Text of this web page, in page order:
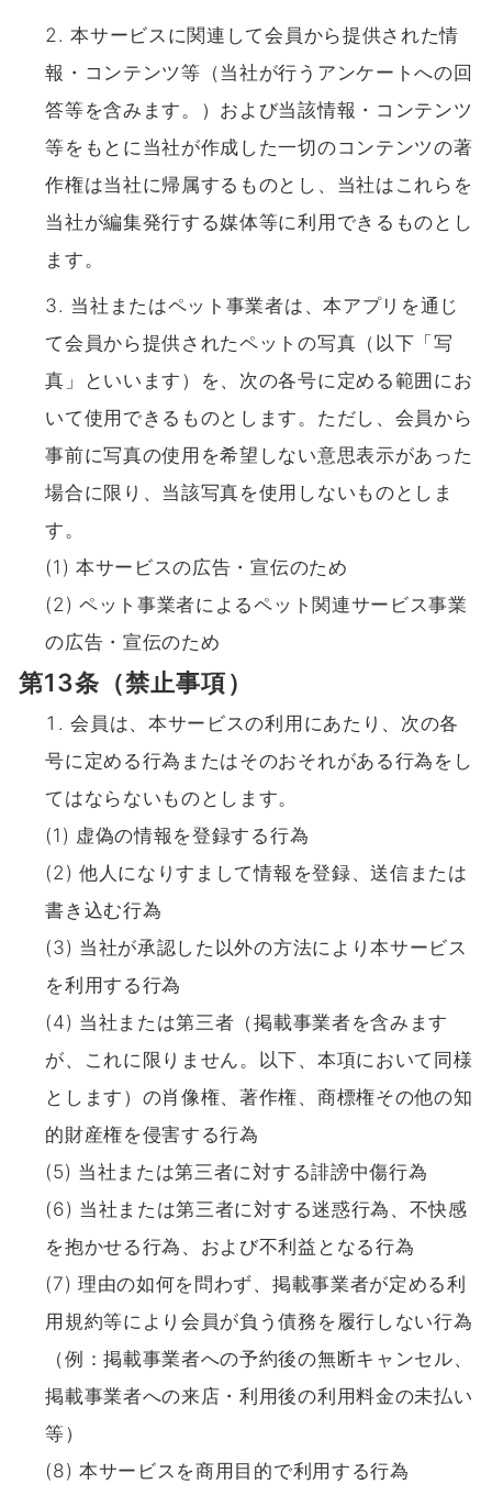
本サービスに関連して会員から提供された情
報・コンテンツ等（当社が行うアンケートへの回
答等を含みます。）および当該情報・コンテンツ
等をもとに当社が作成した一切のコンテンツの著
作権は当社に帰属するものとし、当社はこれらを
当社が編集発行する媒体等に利用できるものとし
ます。
当社またはペット事業者は、本アプリを通じ
て会員から提供されたペットの写真（以下「写
真」といいます）を、次の各号に定める範囲にお
いて使用できるものとします。ただし、会員から
事前に写真の使用を希望しない意思表示があった
場合に限り、当該写真を使用しないものとしま
す。
(1) 本サービスの広告・宣伝のため
(2) ペット事業者によるペット関連サービス事業
の広告・宣伝のため
第13条（禁止事項）
会員は、本サービスの利用にあたり、次の各
号に定める行為またはそのおそれがある行為をし
てはならないものとします。
(1) 虚偽の情報を登録する行為
(2) 他人になりすまして情報を登録、送信または
書き込む行為
(3) 当社が承認した以外の方法により本サービス
を利用する行為
(4) 当社または第三者（掲載事業者を含みます
が、これに限りません。以下、本項において同様
とします）の肖像権、著作権、商標権その他の知
的財産権を侵害する行為
(5) 当社または第三者に対する誹謗中傷行為
(6) 当社または第三者に対する迷惑行為、不快感
を抱かせる行為、および不利益となる行為
(7) 理由の如何を問わず、掲載事業者が定める利
用規約等により会員が負う債務を履行しない行為
（例：掲載事業者への予約後の無断キャンセル、
掲載事業者への来店・利用後の利用料金の未払い
等）
(8) 本サービスを商用目的で利用する行為